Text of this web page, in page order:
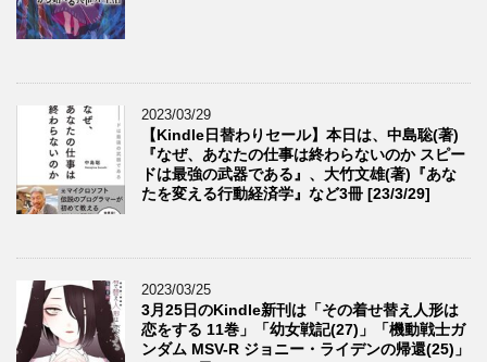
2023/03/29
【Kindle日替わりセール】本日は、中島聡(著)
『なぜ、あなたの仕事は終わらないのか スピー
ドは最強の武器である』、大竹文雄(著)『あな
たを変える行動経済学』など3冊 [23/3/29]
2023/03/25
3月25日のKindle新刊は「その着せ替え人形は
恋をする 11巻」「幼女戦記(27)」「機動戦士ガ
ンダム MSV-R ジョニー・ライデンの帰還(25)」